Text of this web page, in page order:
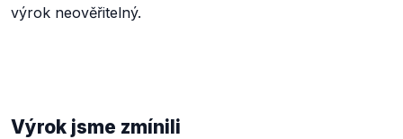
výrok neověřitelný.
Výrok jsme zmínili